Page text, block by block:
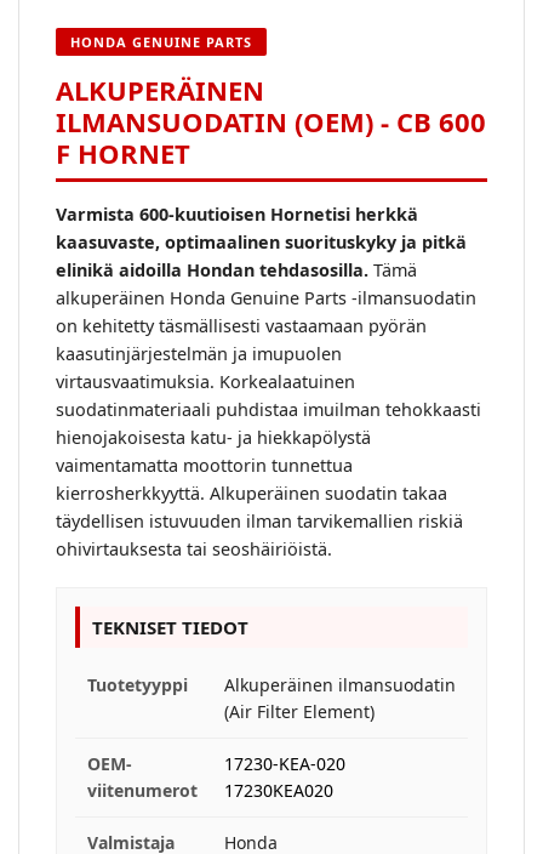
HONDA GENUINE PARTS
ALKUPERÄINEN
ILMANSUODATIN (OEM) - CB 600
F HORNET
Varmista 600-kuutioisen Hornetisi herkkä
kaasuvaste, optimaalinen suorituskyky ja pitkä
elinikä aidoilla Hondan tehdasosilla. Tämä
alkuperäinen Honda Genuine Parts -ilmansuodatin
on kehitetty täsmällisesti vastaamaan pyörän
kaasutinjärjestelmän ja imupuolen
virtausvaatimuksia. Korkealaatuinen
suodatinmateriaali puhdistaa imuilman tehokkaasti
hienojakoisesta katu- ja hiekkapölystä
vaimentamatta moottorin tunnettua
kierrosherkkyyttä. Alkuperäinen suodatin takaa
täydellisen istuvuuden ilman tarvikemallien riskiä
ohivirtauksesta tai seoshäiriöistä.
TEKNISET TIEDOT
Tuotetyyppi
Alkuperäinen ilmansuodatin
(Air Filter Element)
OEM-
viitenumerot
17230-KEA-020
17230KEA020
Valmistaja Honda